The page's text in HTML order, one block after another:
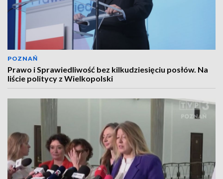
POZNAŃ
Prawo i Sprawiedliwość bez kilkudziesięciu posłów. Na
liście politycy z Wielkopolski